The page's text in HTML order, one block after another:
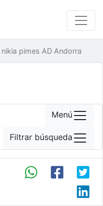
nikia pimes AD Andorra
Menú
Filtrar búsqueda